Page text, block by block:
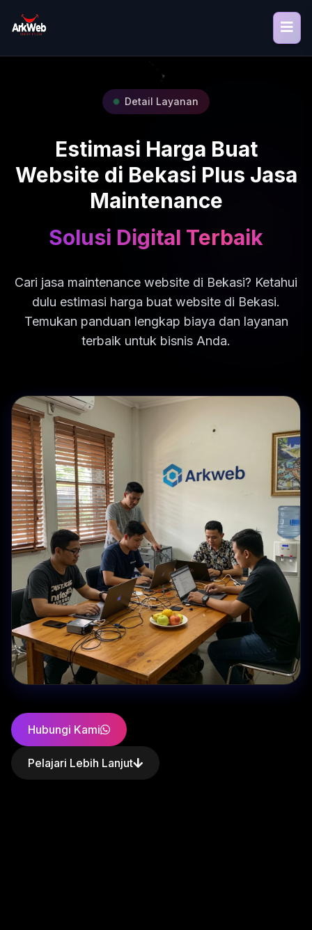
Detail Layanan
Estimasi Harga Buat
Website di Bekasi Plus Jasa
Maintenance
Solusi Digital Terbaik
Cari jasa maintenance website di Bekasi? Ketahui
dulu estimasi harga buat website di Bekasi.
Temukan panduan lengkap biaya dan layanan
terbaik untuk bisnis Anda.
Hubungi Kami
Pelajari Lebih Lanjut